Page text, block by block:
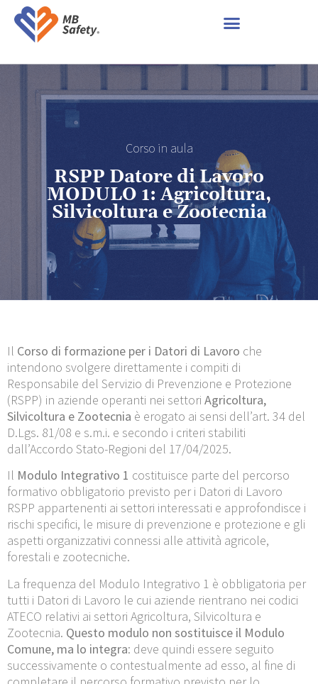
Corso in aula
RSPP Datore di Lavoro
MODULO 1: Agricoltura,
Silvicoltura e Zootecnia
Il Corso di formazione per i Datori di Lavoro che
intendono svolgere direttamente i compiti di
Responsabile del Servizio di Prevenzione e Protezione
(RSPP) in aziende operanti nei settori Agricoltura,
Silvicoltura e Zootecnia è erogato ai sensi dell’art. 34 del
D.Lgs. 81/08 e s.m.i. e secondo i criteri stabiliti
dall’Accordo Stato-Regioni del 17/04/2025.
Il Modulo Integrativo 1 costituisce parte del percorso
formativo obbligatorio previsto per i Datori di Lavoro
RSPP appartenenti ai settori interessati e approfondisce i
rischi specifici, le misure di prevenzione e protezione e gli
aspetti organizzativi connessi alle attività agricole,
forestali e zootecniche.
La frequenza del Modulo Integrativo 1 è obbligatoria per
tutti i Datori di Lavoro le cui aziende rientrano nei codici
ATECO relativi ai settori Agricoltura, Silvicoltura e
Zootecnia. Questo modulo non sostituisce il Modulo
Comune, ma lo integra: deve quindi essere seguito
successivamente o contestualmente ad esso, al fine di